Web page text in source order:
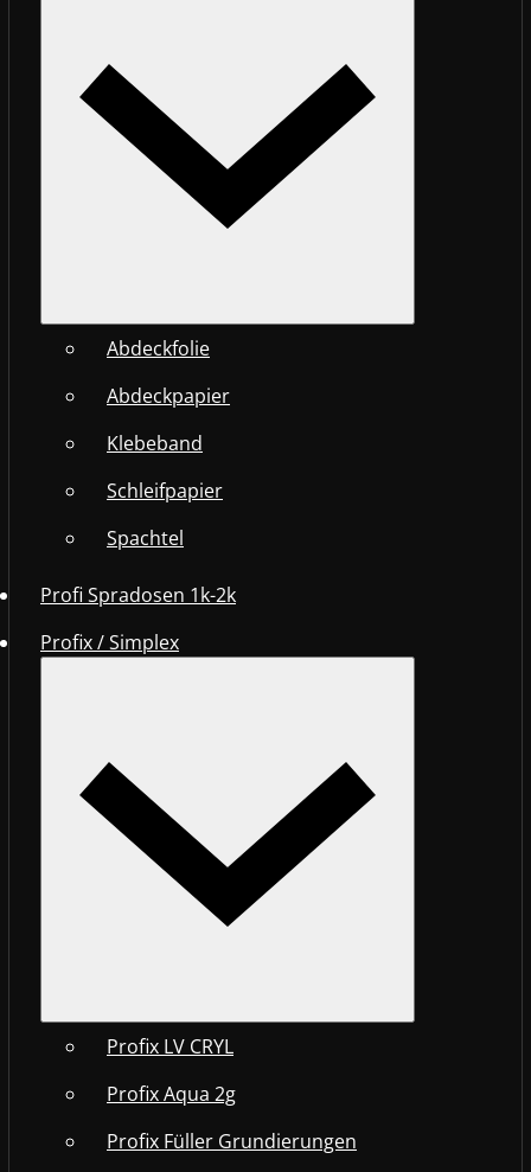
Abdeckfolie
Abdeckpapier
Klebeband
Schleifpapier
Spachtel
Profi Spradosen 1k-2k
Profix / Simplex
Profix LV CRYL
Profix Aqua 2g
Profix Füller Grundierungen